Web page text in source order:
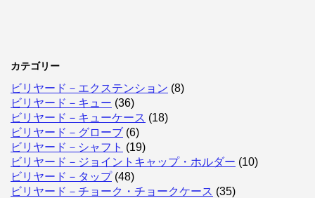
カテゴリー
ビリヤード－エクステンション (8)
ビリヤード－キュー (36)
ビリヤード－キューケース (18)
ビリヤード－グローブ (6)
ビリヤード－シャフト (19)
ビリヤード－ジョイントキャップ・ホルダー (10)
ビリヤード－タップ(48)
ビリヤード－チョーク・チョークケース (35)